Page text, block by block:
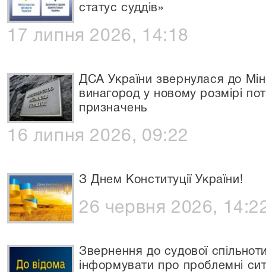
статус суддів»
17 липня 2026, 14:18
ДСА України звернулася до
винагород у новому розмірі
призначень
16 липня 2026, 09:22
З Днем Конституції України!
26 червня 2026,
Звернення до судової
інформувати про проблемні